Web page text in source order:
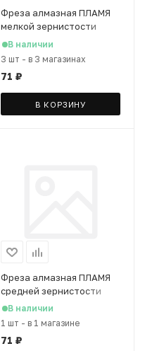
Фреза алмазная ПЛАМЯ
мелкой зернистости
(красная полоса)
В наличии
3 шт - в 3 магазинах
71 ₽
В КОРЗИНУ
Фреза алмазная ПЛАМЯ
средней зернистости
(синяя полоса)
В наличии
1 шт - в 1 магазине
71 ₽